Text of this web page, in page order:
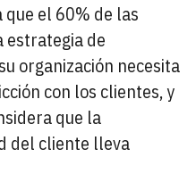
el 60% de las
estrategia de
organización necesita
con los clientes, y
que la
del cliente lleva